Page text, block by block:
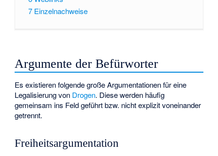
7 Einzelnachweise
Argumente der Befürworter
Es existieren folgende große Argumentationen für eine
Legalisierung von Drogen. Diese werden häufig
gemeinsam ins Feld geführt bzw. nicht explizit voneinander
getrennt.
Freiheitsargumentation